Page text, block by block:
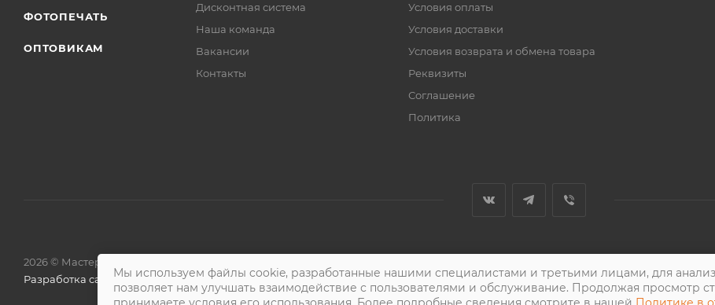
ФОТОПЕЧАТЬ
ОПТОВИКАМ
Дисконтная система
Наша команда
Вакансии
Контакты
Условия оплаты
Условия доставки
Условия возврата и обмена товара
Реквизиты
Соглашение
Политика
2026 © Мастера Вкуса
Разработка сайта — «Решение»Мы используем файлы cookie, разработанные нашими специалистами и третьими лицами, для
позволяет нам улучшать взаимодействие с пользователями и обслуживание. Продолжая просмотр